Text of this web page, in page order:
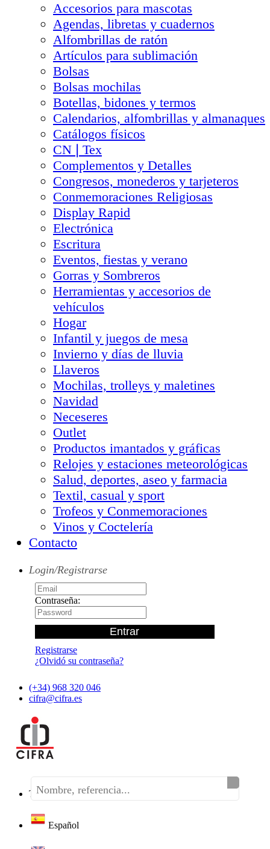
Accesorios para mascotas
Agendas, libretas y cuadernos
Alfombrillas de ratón
Artículos para sublimación
Bolsas
Bolsas mochilas
Botellas, bidones y termos
Calendarios, alfombrillas y almanaques
Catálogos físicos
CN❘Tex
Complementos y Detalles
Congresos, monederos y tarjeteros
Conmemoraciones Religiosas
Display Rapid
Electrónica
Escritura
Eventos, fiestas y verano
Gorras y Sombreros
Herramientas y accesorios de
vehículos
Hogar
Infantil y juegos de mesa
Invierno y días de lluvia
Llaveros
Mochilas, trolleys y maletines
Navidad
Neceseres
Outlet
Productos imantados y gráficas
Relojes y estaciones meteorológicas
Salud, deportes, aseo y farmacia
Textil, casual y sport
Trofeos y Conmemoraciones
Vinos y Coctelería
Contacto
Login/Registrarse
Contraseña:
Registrarse
¿Olvidó su contraseña?
(+34) 968 320 046
cifra@cifra.es
Teléfono:(+34) 968 320 046
Español